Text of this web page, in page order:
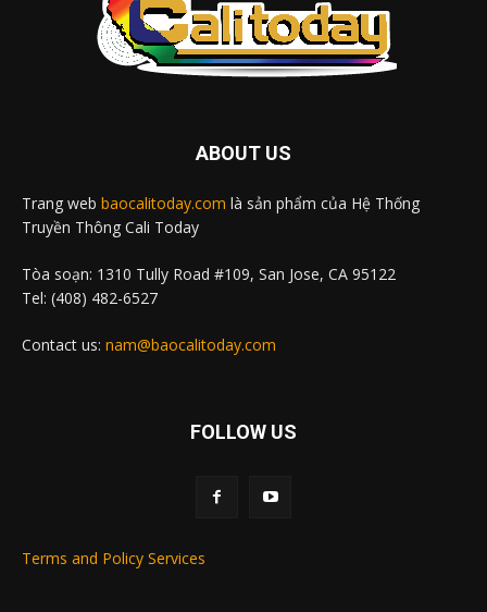
ABOUT US
Trang web baocalitoday.com là sản phẩm của Hệ Thống
Truyền Thông Cali Today
Tòa soạn: 1310 Tully Road #109, San Jose, CA 95122
Tel: (408) 482-6527
Contact us: nam@baocalitoday.com
FOLLOW US
Terms and Policy Services